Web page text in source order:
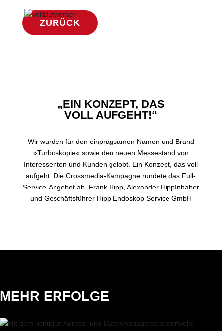
ZURÜCK
„EIN KONZEPT, DAS
VOLL AUFGEHT!“
Wir wurden für den einprägsamen Namen und Brand
»Turboskopie« sowie den neuen Messestand von
Interessenten und Kunden gelobt. Ein Konzept, das voll
aufgeht. Die Crossmedia-Kampagne rundete das Full-
Service-Angebot ab. Frank Hipp, Alexander HippInhaber
und Geschäftsführer Hipp Endoskop Service GmbH
MEHR ERFOLGE